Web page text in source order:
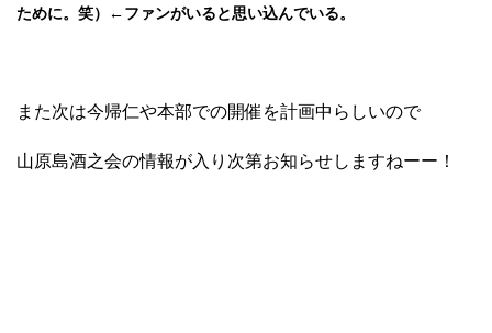
ために。笑）←ファンがいると思い込んでいる。
また次は今帰仁や本部での開催を計画中らしいので
山原島酒之会の情報が入り次第お知らせしますねーー！